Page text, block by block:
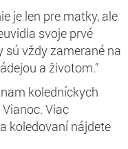
je len pre matky, ale
svoje prvé
sú vždy zamerané na
a životom.”
koledníckych
Viac
koledovaní nájdete